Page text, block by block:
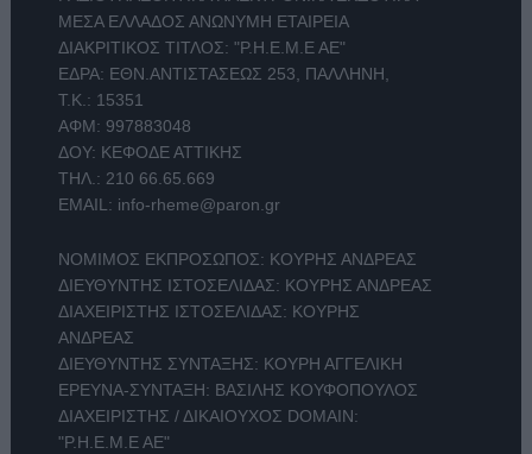
ΜΕΣΑ ΕΛΛΑΔΟΣ ΑΝΩΝΥΜΗ ΕΤΑΙΡΕΙΑ
ΔΙΑΚΡΙΤΙΚΟΣ ΤΙΤΛΟΣ: "Ρ.Η.Ε.Μ.Ε ΑΕ"
ΕΔΡΑ: ΕΘΝ.ΑΝΤΙΣΤΑΣΕΩΣ 253, ΠΑΛΛΗΝΗ,
Τ.Κ.: 15351
ΑΦΜ: 997883048
ΔΟΥ: ΚΕΦΟΔΕ ΑΤΤΙΚΗΣ
ΤΗΛ.: 210 66.65.669
EMAIL: info-rheme@paron.gr
ΝΟΜΙΜΟΣ ΕΚΠΡΟΣΩΠΟΣ: ΚΟΥΡΗΣ ΑΝΔΡΕΑΣ
ΔΙΕΥΘΥΝΤΗΣ ΙΣΤΟΣΕΛΙΔΑΣ: ΚΟΥΡΗΣ ΑΝΔΡΕΑΣ
ΔΙΑΧΕΙΡΙΣΤΗΣ ΙΣΤΟΣΕΛΙΔΑΣ: ΚΟΥΡΗΣ
ΑΝΔΡΕΑΣ
ΔΙΕΥΘΥΝΤΗΣ ΣΥΝΤΑΞΗΣ: ΚΟΥΡΗ ΑΓΓΕΛΙΚΗ
ΕΡΕΥΝΑ-ΣΥΝΤΑΞΗ: ΒΑΣΙΛΗΣ ΚΟΥΦΟΠΟΥΛΟΣ
ΔΙΑΧΕΙΡΙΣΤΗΣ / ΔΙΚΑΙΟΥΧΟΣ DOMAIN:
"Ρ.Η.Ε.Μ.Ε ΑΕ"